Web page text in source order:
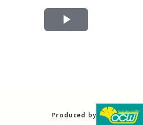
Play
Produced by